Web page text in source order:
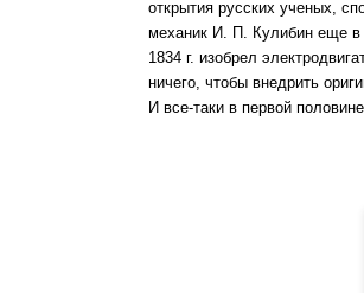
открытия русских ученых,
механик И. П. Кулибин еще в
1834 г. изобрел
ничего, чтобы внедрить
И все-таки в первой